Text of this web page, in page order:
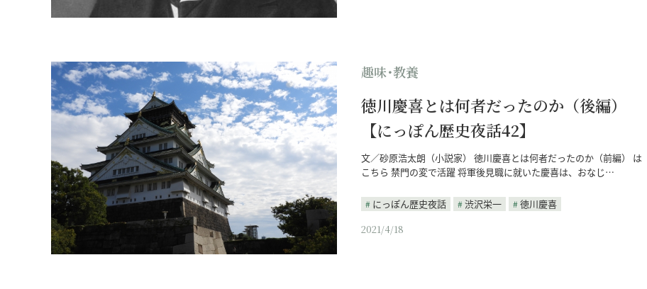
趣味･教養
徳川慶喜とは何者だったのか（後編）
【にっぽん歴史夜話42】
文／砂原浩太朗（小説家） 徳川慶喜とは何者だったのか（前編） は
こちら 禁門の変で活躍 将軍後見職に就いた慶喜は、おなじ…
にっぽん歴史夜話 渋沢栄一
徳川慶喜
2021/4/18